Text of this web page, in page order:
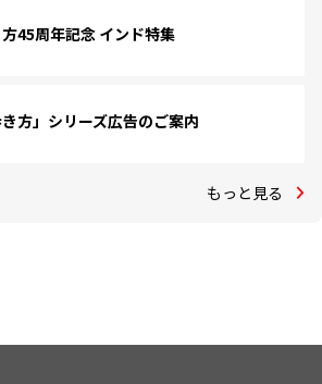
45周年記念 インド特集
き方」シリーズ広告のご案内
もっと見る